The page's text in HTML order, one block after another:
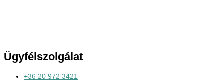
Ügyfélszolgálat
+36 20 972 3421